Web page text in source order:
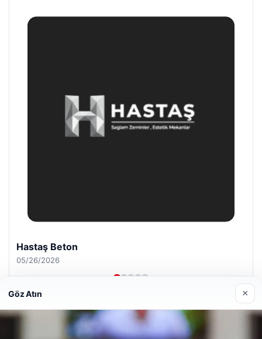
Prenses Night Club
04/29/2026
Göz Atın ×